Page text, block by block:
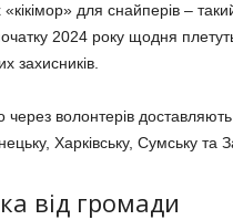
для снайперів –
2024 року щодня
захисників.
волонтерів
Харківську, Сумську та
від громади